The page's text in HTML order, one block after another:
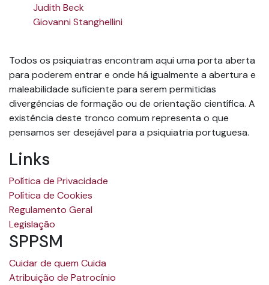
Judith Beck
Giovanni Stanghellini
Todos os psiquiatras encontram aqui uma porta aberta
para poderem entrar e onde há igualmente a abertura e
maleabilidade suficiente para serem permitidas
divergências de formação ou de orientação científica. A
existência deste tronco comum representa o que
pensamos ser desejável para a psiquiatria portuguesa.
Links
Política de Privacidade
Política de Cookies
Regulamento Geral
Legislação
SPPSM
Cuidar de quem Cuida
Atribuição de Patrocínio